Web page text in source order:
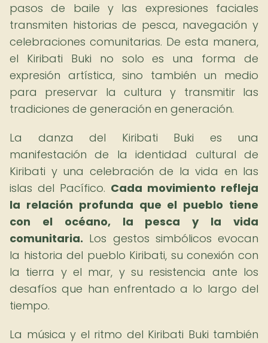
pasos de baile y las expresiones faciales
transmiten historias de pesca, navegación y
celebraciones comunitarias. De esta manera,
el Kiribati Buki no solo es una forma de
expresión artística, sino también un medio
para preservar la cultura y transmitir las
tradiciones de generación en generación.
La danza del Kiribati Buki es una
manifestación de la identidad cultural de
Kiribati y una celebración de la vida en las
islas del Pacífico. Cada movimiento refleja
la relación profunda que el pueblo tiene
con el océano, la pesca y la vida
comunitaria. Los gestos simbólicos evocan
la historia del pueblo Kiribati, su conexión con
la tierra y el mar, y su resistencia ante los
desafíos que han enfrentado a lo largo del
tiempo.
La música y el ritmo del Kiribati Buki también